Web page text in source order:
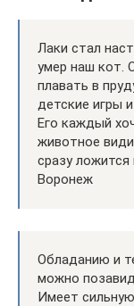
Лаки стал
умер наш кот.
плавать в
детские игры
Его каждый
животное
сразу ложится
Воронеж
Обладанию и
можно
Имеет